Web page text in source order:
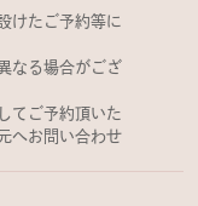
けたご予約等に
なる場合がござ
てご予約頂いた
へお問い合わせ